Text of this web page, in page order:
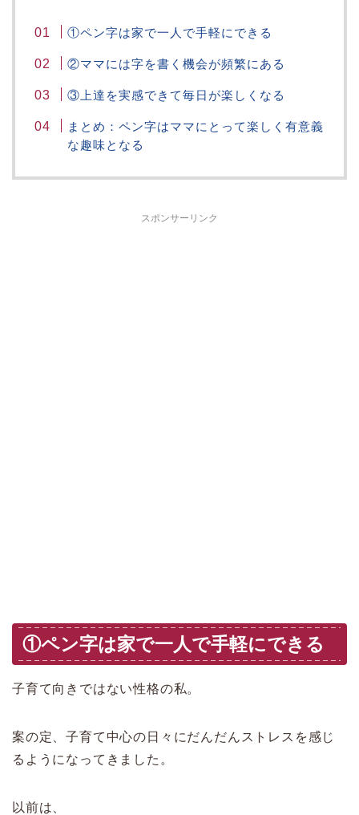
①ペン字は家で一人で手軽にできる
②ママには字を書く機会が頻繁にある
③上達を実感できて毎日が楽しくなる
まとめ：ペン字はママにとって楽しく有意義
な趣味となる
スポンサーリンク
①ペン字は家で一人で手軽にできる
子育て向きではない性格の私。
案の定、子育て中心の日々にだんだんストレスを感じ
るようになってきました。
以前は、